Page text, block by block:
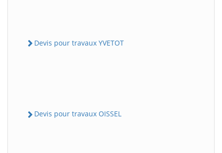
Devis pour travaux YVETOT
Devis pour travaux OISSEL